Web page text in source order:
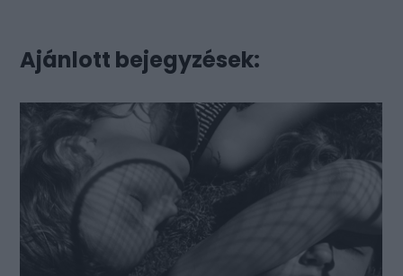
Ajánlott bejegyzések: